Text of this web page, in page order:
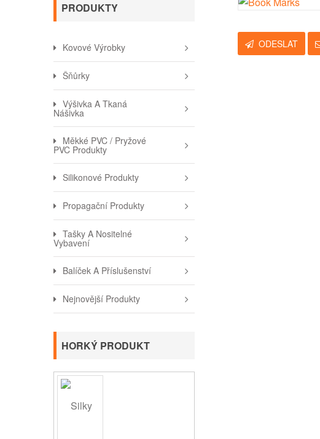
PRODUKTY
Kovové Výrobky
Šňůrky
Výšivka A Tkaná
Nášivka
Měkké PVC / Pryžové
PVC Produkty
Silikonové Produkty
Propagační Produkty
Tašky A Nositelné
Vybavení
Balíček A Příslušenství
Nejnovější Produkty
HORKÝ PRODUKT
ODESLAT